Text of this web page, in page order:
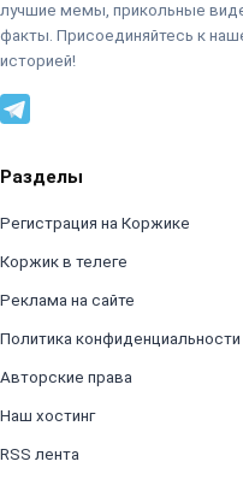
лучшие мемы, прикольные
факты. Присоединяйтесь к
историей!
Разделы
Регистрация на Коржике
Коржик в телеге
Реклама на сайте
Политика конфиденциальности
Авторские права
Наш хостинг
RSS лента